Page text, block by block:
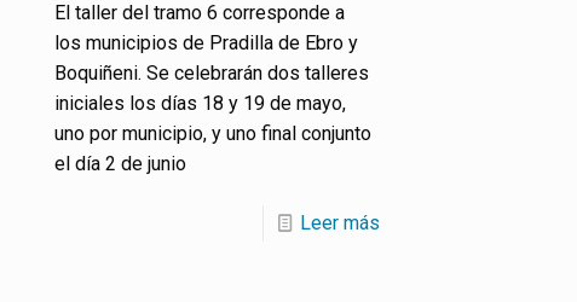
El taller del tramo 6 corresponde a
los municipios de Pradilla de Ebro y
Boquiñeni. Se celebrarán dos talleres
iniciales los días 18 y 19 de mayo,
uno por municipio, y uno final conjunto
el día 2 de junio
Leer más